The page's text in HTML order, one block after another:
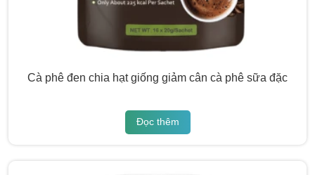
Cà phê đen chia hạt giống giảm cân cà phê sữa đặc
Đọc thêm